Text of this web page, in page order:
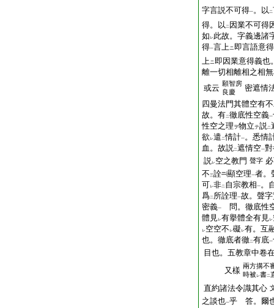
字言説不可得一。以 二
得。以 二 因業不可得
如 レ此故。字義邊諸
得一言上ニ即言語意
上ニ即因業意得義也
離一切相離相之相
或云 願智房
良慶
密遮情
四曼法門其體空有
故。有二徹底性空義一
性空之理 ヲ物立テ説二
欲 レ遣 二情計一。悉情
血。故説二遮情空一對
説レ空之教門 聲字
不三詮 顯空理一者。
可レ非二 自宗教相一。
爲二 所詮理一故。聲
密義一
問。徹底性
體見レ有擧體全有見レ
レ空空不 レ礙 レ有。互
也。徹底者徹二有底一
目也。五教章中卷
又樣 兩方搆不
時被レ書二
直約諸法令識其心
之談也一乎 答。爾